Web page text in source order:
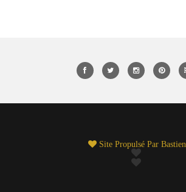
Site Propulsé Par Bastien